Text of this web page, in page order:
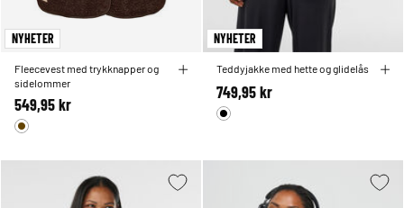
NYHETER
Fleecevest med trykknapper og
sidelommer
549,95 kr
NYHETER
Teddyjakke med hette og glidelås
749,95 kr